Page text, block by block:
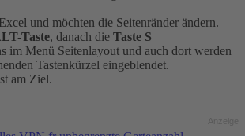
und möchten die Seitenränder ändern.
Taste, danach die Taste S
im Menü Seitenlayout und auch dort werden
Tastenkürzel eingeblendet.
am Ziel.